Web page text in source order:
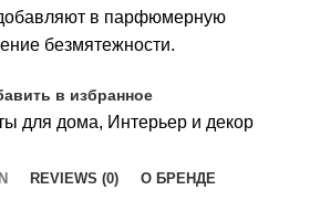
в парфюмерную
безмятежности.
в избранное
для дома, Интерьер и декор
REVIEWS (0) О БРЕНДЕ